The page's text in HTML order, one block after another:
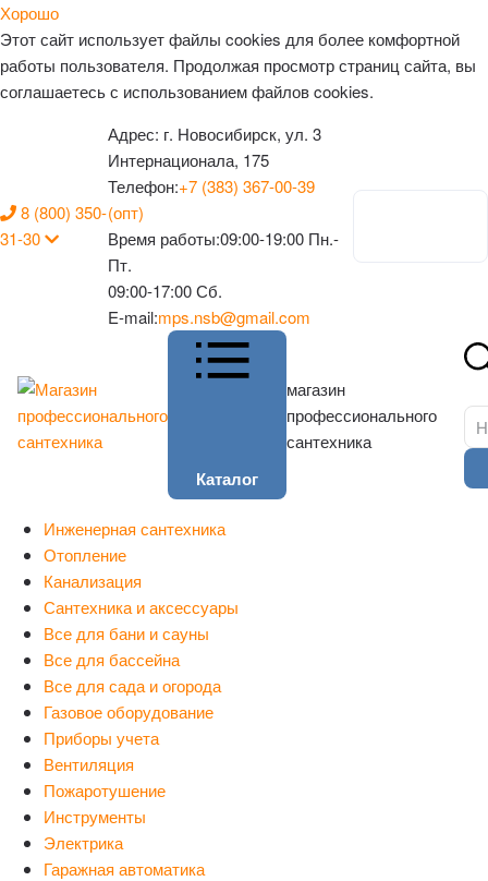
Хорошо
Этот сайт использует файлы cookies для более комфортной
работы пользователя. Продолжая просмотр страниц сайта, вы
соглашаетесь с использованием файлов cookies.
8 (800) 350-
31-30
Адрес: г. Новосибирск, ул. 3
Интернационала, 175
Телефон:+7 (383) 367-00-39
(опт)
Время работы:09:00-19:00 Пн.-
Пт.
09:00-17:00 Сб.
E-mail:mps.nsb@gmail.com
Каталог
магазин
профессионального
сантехника
Инженерная сантехника
Отопление
Канализация
Сантехника и аксессуары
Все для бани и сауны
Все для бассейна
Все для сада и огорода
Газовое оборудование
Приборы учета
Вентиляция
Пожаротушение
Инструменты
Электрика
Гаражная автоматика